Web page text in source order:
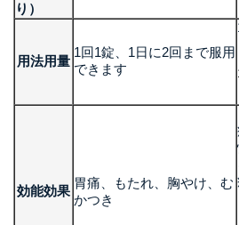
り）
用法用量
1回1錠、1日に2回まで服用
できます
効能効果
胃痛、もたれ、胸やけ、む
かつき